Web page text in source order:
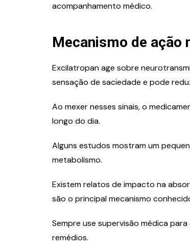
acompanhamento médico.
Mecanismo de ação
Excilatropan age sobre
sensação de saciedade e pode
Ao mexer nesses sinais, o
longo do dia.
Alguns estudos mostram um
metabolismo.
Existem relatos de impacto na
são o principal mecanismo
Sempre use supervisão médica
remédios.
que iniciam com a letra
Significados e Como
Quem
quantos